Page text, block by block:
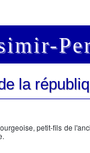
la
petit-fils de